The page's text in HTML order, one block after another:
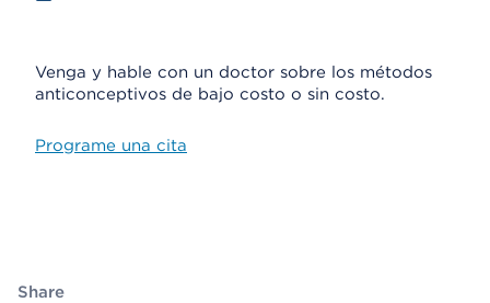
Venga y hable con un doctor sobre los métodos
anticonceptivos de bajo costo o sin costo.
Programe una cita
Share